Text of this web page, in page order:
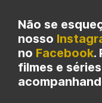
Não se
nosso
no Facebook.
filmes e